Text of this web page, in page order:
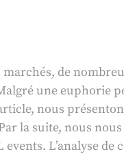
marchés, de
une euphorie
nous
la suite, nous
events. L’analyse